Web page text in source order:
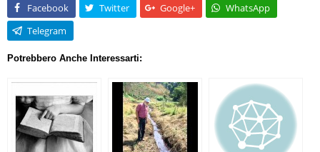
Facebook Twitter Google+
WhatsApp
Telegram
Potrebbero Anche Interessarti: